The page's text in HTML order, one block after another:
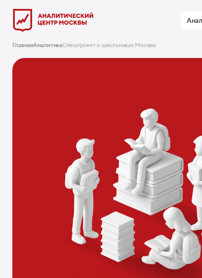
ГлавнаяАналитикаСпецпроект о школьниках Москвы